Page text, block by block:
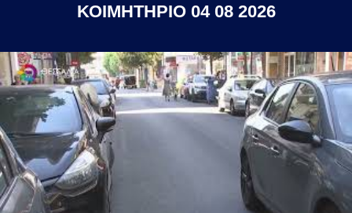
ΚΟΙΜΗΤΗΡΙΟ 04 08 2026